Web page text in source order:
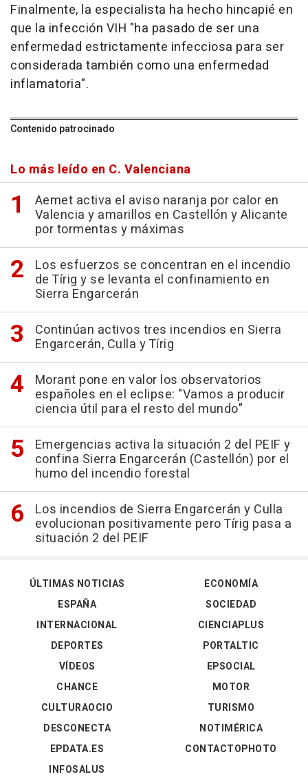
Finalmente, la especialista ha hecho hincapié en
que la infección VIH "ha pasado de ser una
enfermedad estrictamente infecciosa para ser
considerada también como una enfermedad
inflamatoria".
Contenido patrocinado
Lo más leído en C. Valenciana
Aemet activa el aviso naranja por calor en
Valencia y amarillos en Castellón y Alicante
por tormentas y máximas
Los esfuerzos se concentran en el incendio
de Tírig y se levanta el confinamiento en
Sierra Engarcerán
Continúan activos tres incendios en Sierra
Engarcerán, Culla y Tírig
Morant pone en valor los observatorios
españoles en el eclipse: "Vamos a producir
ciencia útil para el resto del mundo"
Emergencias activa la situación 2 del PEIF y
confina Sierra Engarcerán (Castellón) por el
humo del incendio forestal
Los incendios de Sierra Engarcerán y Culla
evolucionan positivamente pero Tírig pasa a
situación 2 del PEIF
ÚLTIMAS NOTICIAS
ESPAÑA
INTERNACIONAL
DEPORTES
VÍDEOS
ECONOMÍA
SOCIEDAD
CIENCIAPLUS
PORTALTIC
EPSOCIAL
CHANCE
CULTURAOCIO
DESCONECTA
EPDATA.ES
INFOSALUS
MOTOR
TURISMO
NOTIMÉRICA
CONTACTOPHOTO